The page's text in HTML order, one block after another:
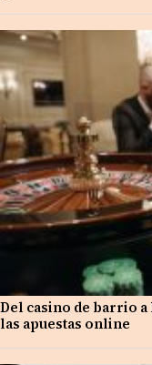
Del casino de barrio
las apuestas online